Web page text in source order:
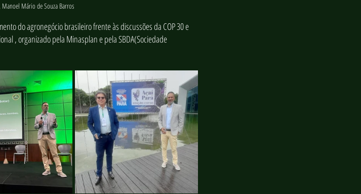
Manoel Mário de Souza Barros
do agronegócio brasileiro frente às discussões da COP 30 e
, organizado pela Minasplan e pela SBDA(Sociedade